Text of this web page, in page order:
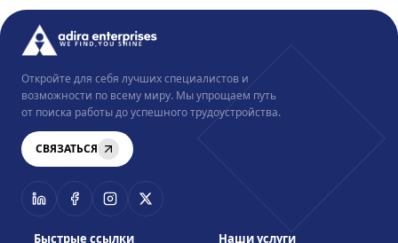
Откройте для себя лучших специалистов и
возможности по всему миру. Мы упрощаем путь
от поиска работы до успешного трудоустройства.
СВЯЗАТЬСЯ
Быстрые ссылки Наши услуги